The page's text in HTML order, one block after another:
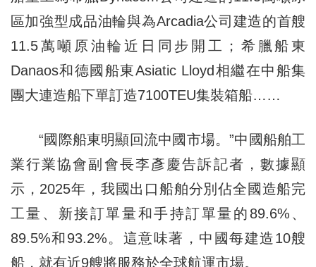
區加強型成品油輪與為Arcadia公司建造的首艘
11.5萬噸原油輪近日同步開工；希臘船東
Danaos和德國船東Asiatic Lloyd相繼在中船集
團大連造船下單訂造7100TEU集裝箱船……
“國際船東明顯回流中國市場。”中國船舶工
業行業協會副會長李彥慶告訴記者，數據顯
示，2025年，我國出口船舶分別佔全國造船完
工量、新接訂單量和手持訂單量的89.6%、
89.5%和93.2%。這意味著，中國每建造10艘
船，就有近9艘將服務於全球航運市場。